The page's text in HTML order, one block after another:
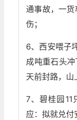
通事故，一
伤；
6、西安喂子
成吨重石头
天前封路，山
7、碧桂园11
应：拟就兑付